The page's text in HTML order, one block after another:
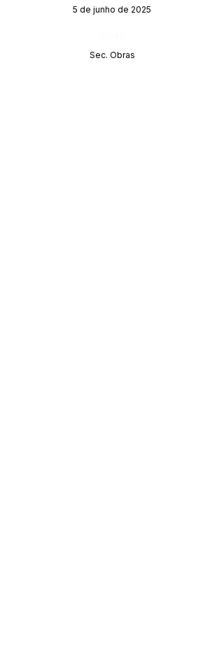
5 de junho de 2025
Sec. Obras